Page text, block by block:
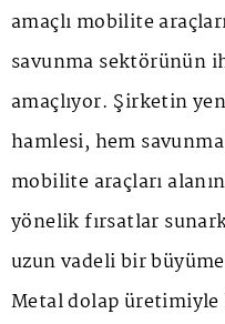
amaçlı mobilite
savunma sektörünün
amaçlıyor. Şirketin
hamlesi, hem
mobilite araçları
yönelik fırsatlar
uzun vadeli bir
Metal dolap